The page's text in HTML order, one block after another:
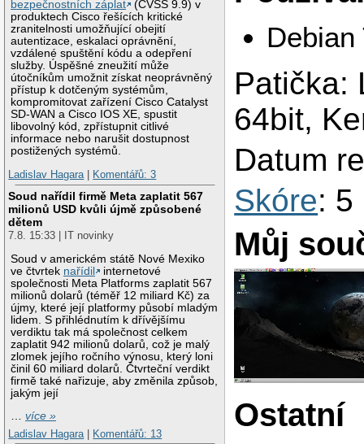
bezpečnostních záplat
(CVSS 9.9) v
produktech Cisco řešících kritické
zranitelnosti umožňující obejití
autentizace, eskalaci oprávnění,
vzdálené spuštění kódu a odepření
služby. Úspěšné zneužití může
útočníkům umožnit získat neoprávněný
přístup k dotčeným systémům,
kompromitovat zařízení Cisco Catalyst
SD-WAN a Cisco IOS XE, spustit
libovolný kód, zpřístupnit citlivé
informace nebo narušit dostupnost
postižených systémů.
Ladislav Hagara| Komentářů: 3
Soud nařídil firmě Meta zaplatit 567
milionů USD kvůli újmě způsobené
dětem
7.8. 15:33 | IT novinky
Soud v americkém státě Nové Mexiko
ve čtvrtek nařídil
internetové
společnosti Meta Platforms zaplatit 567
milionů dolarů (téměř 12 miliard Kč) za
újmy, které její platformy působí mladým
lidem. S přihlédnutím k dřívějšímu
verdiktu tak má společnost celkem
zaplatit 942 milionů dolarů, což je malý
zlomek jejího ročního výnosu, který loni
činil 60 miliard dolarů. Čtvrteční verdikt
firmě také nařizuje, aby změnila způsob,
jakým její
…více »
Ladislav Hagara
Komentářů: 13
Debian
Patička:
64bit,
Datum
Skóre: 5
Můj
Ostatní